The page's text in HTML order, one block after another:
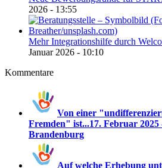
2026 - 13:55
Mehr Integrationshilfe durch
Januar 2026 - 10:10
Kommentare
Von einer
Fremden" ist...17. Februar
Brandenburg
Auf welche Erhebung